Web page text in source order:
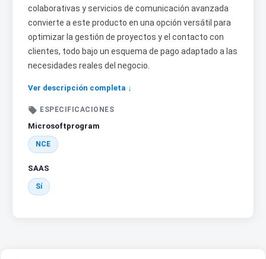
colaborativas y servicios de comunicación avanzada
convierte a este producto en una opción versátil para
optimizar la gestión de proyectos y el contacto con
clientes, todo bajo un esquema de pago adaptado a las
necesidades reales del negocio.
Ver descripción completa ↓
 ESPECIFICACIONES
Microsoftprogram
NCE
SAAS
Sí